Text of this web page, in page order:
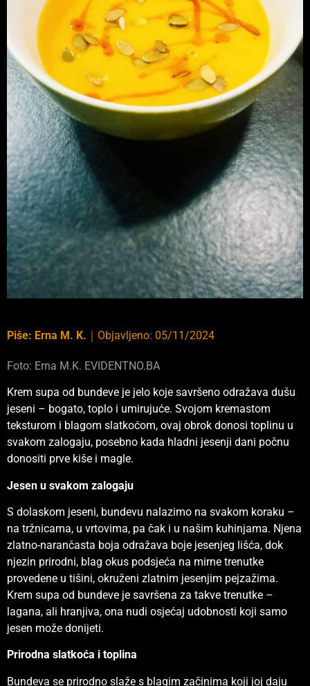
Piše: Erna M. K. ｜ Objavljeno: 05/11/2024
Foto: Erna M.K. EVIDENTNO.BA
Krem supa od bundeve je jelo koje savršeno odražava dušu
jeseni – bogato, toplo i umirujuće. Svojom kremastom
teksturom i blagom slatkoćom, ovaj obrok donosi toplinu u
svakom zalogaju, posebno kada hladni jesenji dani počnu
donositi prve kiše i magle.
Jesen u svakom zalogaju
S dolaskom jeseni, bundevu nalazimo na svakom koraku –
na tržnicama, u vrtovima, pa čak i u našim kuhinjama. Njena
zlatno-narančasta boja odražava boje jesenjeg lišća, dok
njezin prirodni, blag okus podsjeća na mirne trenutke
provedene u tišini, okruženi zlatnim jesenjim pejzažima.
Krem supa od bundeve je savršena za takve trenutke –
lagana, ali hranjiva, ona nudi osjećaj udobnosti koji samo
jesen može donijeti.
Prirodna slatkoća i toplina
Bundeva se prirodno slaže s blagim začinima koji joj daju